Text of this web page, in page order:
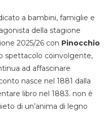
a bambini, famiglie e
della stagione
2025/26 con Pinocchio
spettacolo coinvolgente,
ad affascinare
nasce nel 1881 dalla
libro nel 1883. non è
di un’anima di legno